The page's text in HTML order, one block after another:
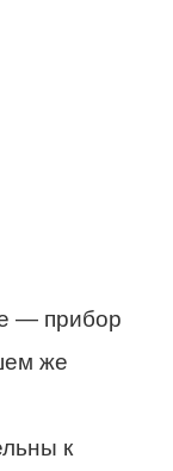
— прибор
же
к